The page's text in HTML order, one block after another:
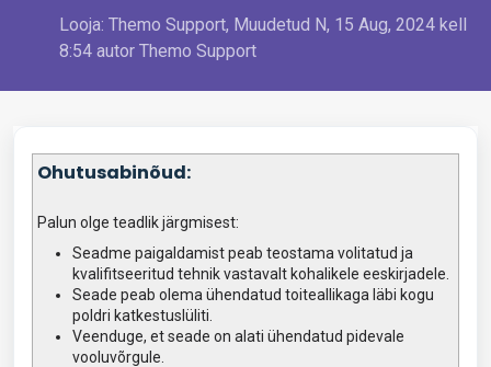
Looja: Themo Support, Muudetud N, 15 Aug, 2024 kell
8:54 autor Themo Support
Ohutusabinõud:
Palun olge teadlik järgmisest:
Seadme paigaldamist peab teostama volitatud ja
kvalifitseeritud tehnik vastavalt kohalikele eeskirjadele.
Seade peab olema ühendatud toiteallikaga läbi kogu
poldri katkestuslüliti.
Veenduge, et seade on alati ühendatud pidevale
vooluvõrgule.